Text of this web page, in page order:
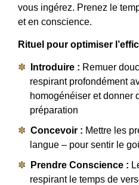
vous ingérez. Prenez le
et en conscience.
Rituel pour optimiser
Introduire : Remuer
respirant profondément
homogénéiser et donner
préparation
Concevoir : Mettre les
langue – pour sentir le
Prendre Conscience :
respirant le temps de